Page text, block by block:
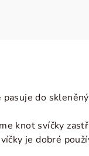
do
knot svíčky
je dobré